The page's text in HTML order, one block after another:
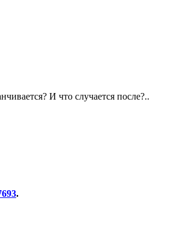
И что случается после?..
.